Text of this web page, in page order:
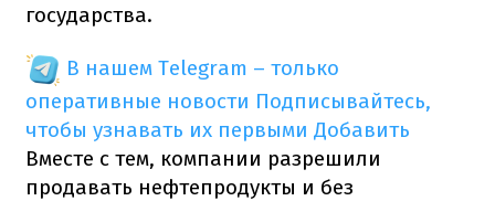
государства.
В нашем Telegram – только
оперативные новости Подписывайтесь,
чтобы узнавать их первыми Добавить
Вместе с тем, компании разрешили
продавать нефтепродукты и без